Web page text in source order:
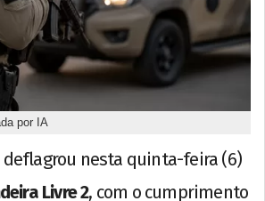
por IA
deflagrou nesta quinta-feira (6)
Livre 2, com o cumprimento